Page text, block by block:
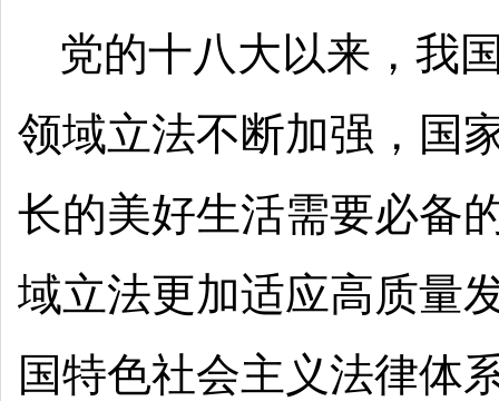
党的十八大以来，我
领域立法不断加强，国
长的美好生活需要必备
域立法更加适应高质量
国特色社会主义法律体